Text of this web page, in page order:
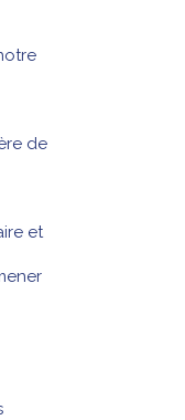
de
et